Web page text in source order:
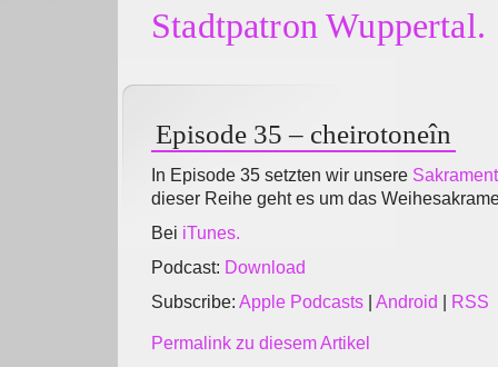
Stadtpatron Wuppertal.
Episode 35 – cheirotoneîn
In Episode 35 setzten wir unsere
dieser Reihe geht es um das
Bei iTunes.
Podcast: Download
Subscribe: Apple Podcasts Android RSS
Permalink zu diesem Artikel